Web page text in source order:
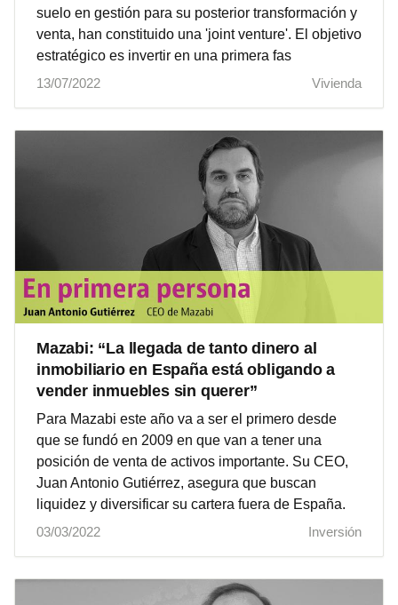
suelo en gestión para su posterior transformación y
venta, han constituido una 'joint venture'. El objetivo
estratégico es invertir en una primera fas
13/07/2022
Vivienda
Mazabi: “La llegada de tanto dinero al
inmobiliario en España está obligando a
vender inmuebles sin querer”
Para Mazabi este año va a ser el primero desde
que se fundó en 2009 en que van a tener una
posición de venta de activos importante. Su CEO,
Juan Antonio Gutiérrez, asegura que buscan
liquidez y diversificar su cartera fuera de España.
03/03/2022
Inversión